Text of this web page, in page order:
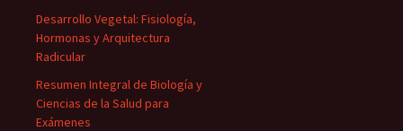
Desarrollo Vegetal: Fisiología,
Hormonas y Arquitectura
Radicular
Resumen Integral de Biología y
Ciencias de la Salud para
Exámenes